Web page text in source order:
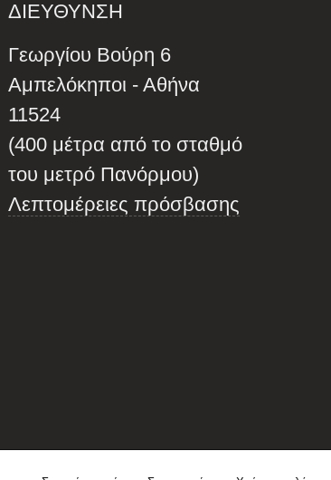
ΔΙΕΥΘΥΝΣΗ
Γεωργίου Βούρη 6
Αμπελόκηποι - Αθήνα
11524
(400 μέτρα από το σταθμό
του μετρό Πανόρμου)
Λεπτομέρειες πρόσβασης